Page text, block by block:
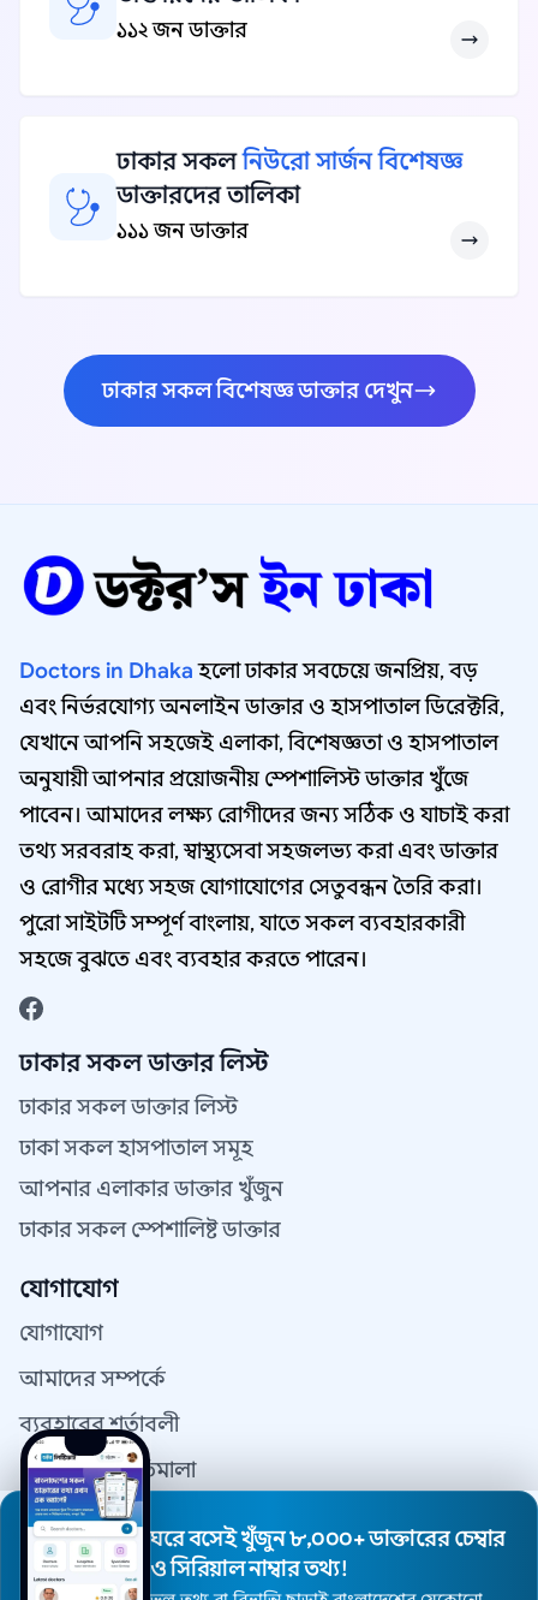
১১২ জন ডাক্তার
ঢাকার সকলনিউরো সার্জন বিশেষজ্ঞ
ডাক্তারদের তালিকা
১১১ জন ডাক্তার
ঢাকার সকল বিশেষজ্ঞ ডাক্তার দেখুন
Doctors in Dhakaহলো ঢাকার সবচেয়ে জনপ্রিয়, বড়
এবং নির্ভরযোগ্য অনলাইন ডাক্তার ও হাসপাতাল ডিরেক্টরি,
যেখানে আপনি সহজেই এলাকা, বিশেষজ্ঞতা ও হাসপাতাল
অনুযায়ী আপনার প্রয়োজনীয় স্পেশালিস্ট ডাক্তার খুঁজে
পাবেন। আমাদের লক্ষ্য রোগীদের জন্য সঠিক ও যাচাই করা
তথ্য সরবরাহ করা, স্বাস্থ্যসেবা সহজলভ্য করা এবং ডাক্তার
ও রোগীর মধ্যে সহজ যোগাযোগের সেতুবন্ধন তৈরি করা।
পুরো সাইটটি সম্পূর্ণ বাংলায়, যাতে সকল ব্যবহারকারী
সহজে বুঝতে এবং ব্যবহার করতে পারেন।
ঢাকার সকল ডাক্তার লিস্ট
ঢাকার সকল ডাক্তার লিস্ট
ঢাকা সকল হাসপাতাল সমূহ
আপনার এলাকার ডাক্তার খুঁজুন
ঢাকার সকল স্পেশালিষ্ট ডাক্তার
যোগাযোগ
যোগাযোগ
আমাদের সম্পর্কে
ব্যবহারের শর্তাবলী
গোপনীয়তা নীতিমালা
যোগাযোগ
ডাক্তার রেজিস্ট্রেশন
ঘরে বসেই খুঁজুন ৮,০০০+ ডাক্তারের চেম্বার
ও সিরিয়াল নাম্বার তথ্য!